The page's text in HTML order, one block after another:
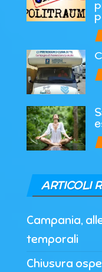
ARTICOLI
Campania,
temporali
Chiusura